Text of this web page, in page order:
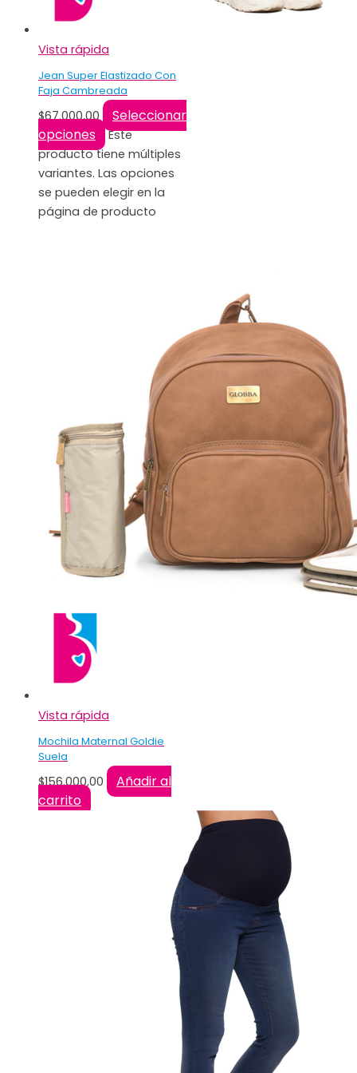
Vista rápida
Jean Super Elastizado Con
Faja Cambreada
$67.000,00
Seleccionar
opciones
Este
producto tiene múltiples
variantes. Las opciones
se pueden elegir en la
página de producto
Vista rápida
Mochila Maternal Goldie
Suela
$156.000,00
Añadir al
carrito